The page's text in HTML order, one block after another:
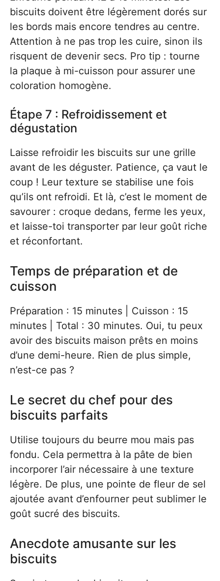
biscuits doivent être légèrement dorés sur
les bords mais encore tendres au centre.
Attention à ne pas trop les cuire, sinon ils
risquent de devenir secs. Pro tip : tourne
la plaque à mi-cuisson pour assurer une
coloration homogène.
Étape 7 : Refroidissement et
dégustation
Laisse refroidir les biscuits sur une grille
avant de les déguster. Patience, ça vaut le
coup ! Leur texture se stabilise une fois
qu’ils ont refroidi. Et là, c’est le moment de
savourer : croque dedans, ferme les yeux,
et laisse-toi transporter par leur goût riche
et réconfortant.
Temps de préparation et de
cuisson
Préparation : 15 minutes | Cuisson : 15
minutes | Total : 30 minutes. Oui, tu peux
avoir des biscuits maison prêts en moins
d’une demi-heure. Rien de plus simple,
n’est-ce pas ?
Le secret du chef pour des
biscuits parfaits
Utilise toujours du beurre mou mais pas
fondu. Cela permettra à la pâte de bien
incorporer l’air nécessaire à une texture
légère. De plus, une pointe de fleur de sel
ajoutée avant d’enfourner peut sublimer le
goût sucré des biscuits.
Anecdote amusante sur les
biscuits